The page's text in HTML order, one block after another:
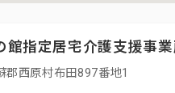
館指定居宅介護支援事
郡西原村布田897番地1